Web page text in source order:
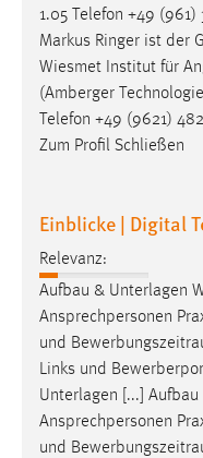
1.05 Telefon +49
Markus Ringer ist der
Wiesmet Institut für
(Amberger
Telefon +49 (9621)
Zum Profil Schließen
Einblicke | Digital
Relevanz:
Aufbau & Unterlagen
Ansprechpersonen
und
Links und
Unterlagen [...] Aufbau
Ansprechpersonen
und